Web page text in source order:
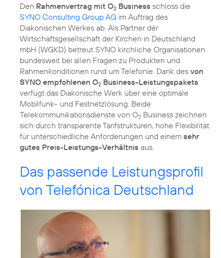
Den Rahmenvertrag mit O2 Business schloss die
SYNO Consulting Group AG im Auftrag des
Diakonischen Werkes ab. Als Partner der
Wirtschaftsgesellschaft der Kirchen in Deutschland
mbH (WGKD) betreut SYNO kirchliche Organisationen
bundesweit bei allen Fragen zu Produkten und
Rahmenkonditionen rund um Telefonie. Dank des von
SYNO empfohlenen O2 Business-Leistungspakets
verfügt das Diakonische Werk über eine optimale
Mobilfunk- und Festnetzlösung. Beide
Telekommunikationsdienste von O2 Business zeichnen
sich durch transparente Tarifstrukturen, hohe Flexibilität
für unterschiedliche Anforderungen und einem sehr
gutes Preis-Leistungs-Verhältnis aus.
Das passende Leistungsprofil
von Telefónica Deutschland